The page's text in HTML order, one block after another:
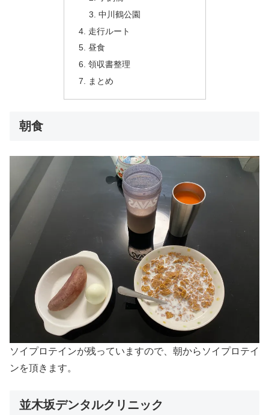
中川鶴公園
走行ルート
昼食
領収書整理
まとめ
朝食
ソイプロテインが残っていますので、朝からソイプロテイ
ンを頂きます。
並木坂デンタルクリニック